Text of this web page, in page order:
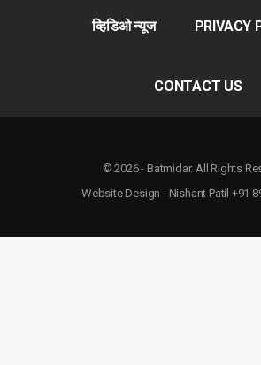
व्हिडिओ न्यूज PRIVACY
CONTACT US
© 2026 - Batmidar. All Rights
Website Design - Nishant Patil +91